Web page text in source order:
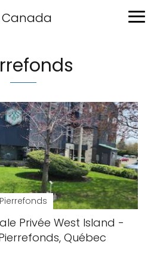
Canada
Pierrefonds
Privée West Island -
Québec